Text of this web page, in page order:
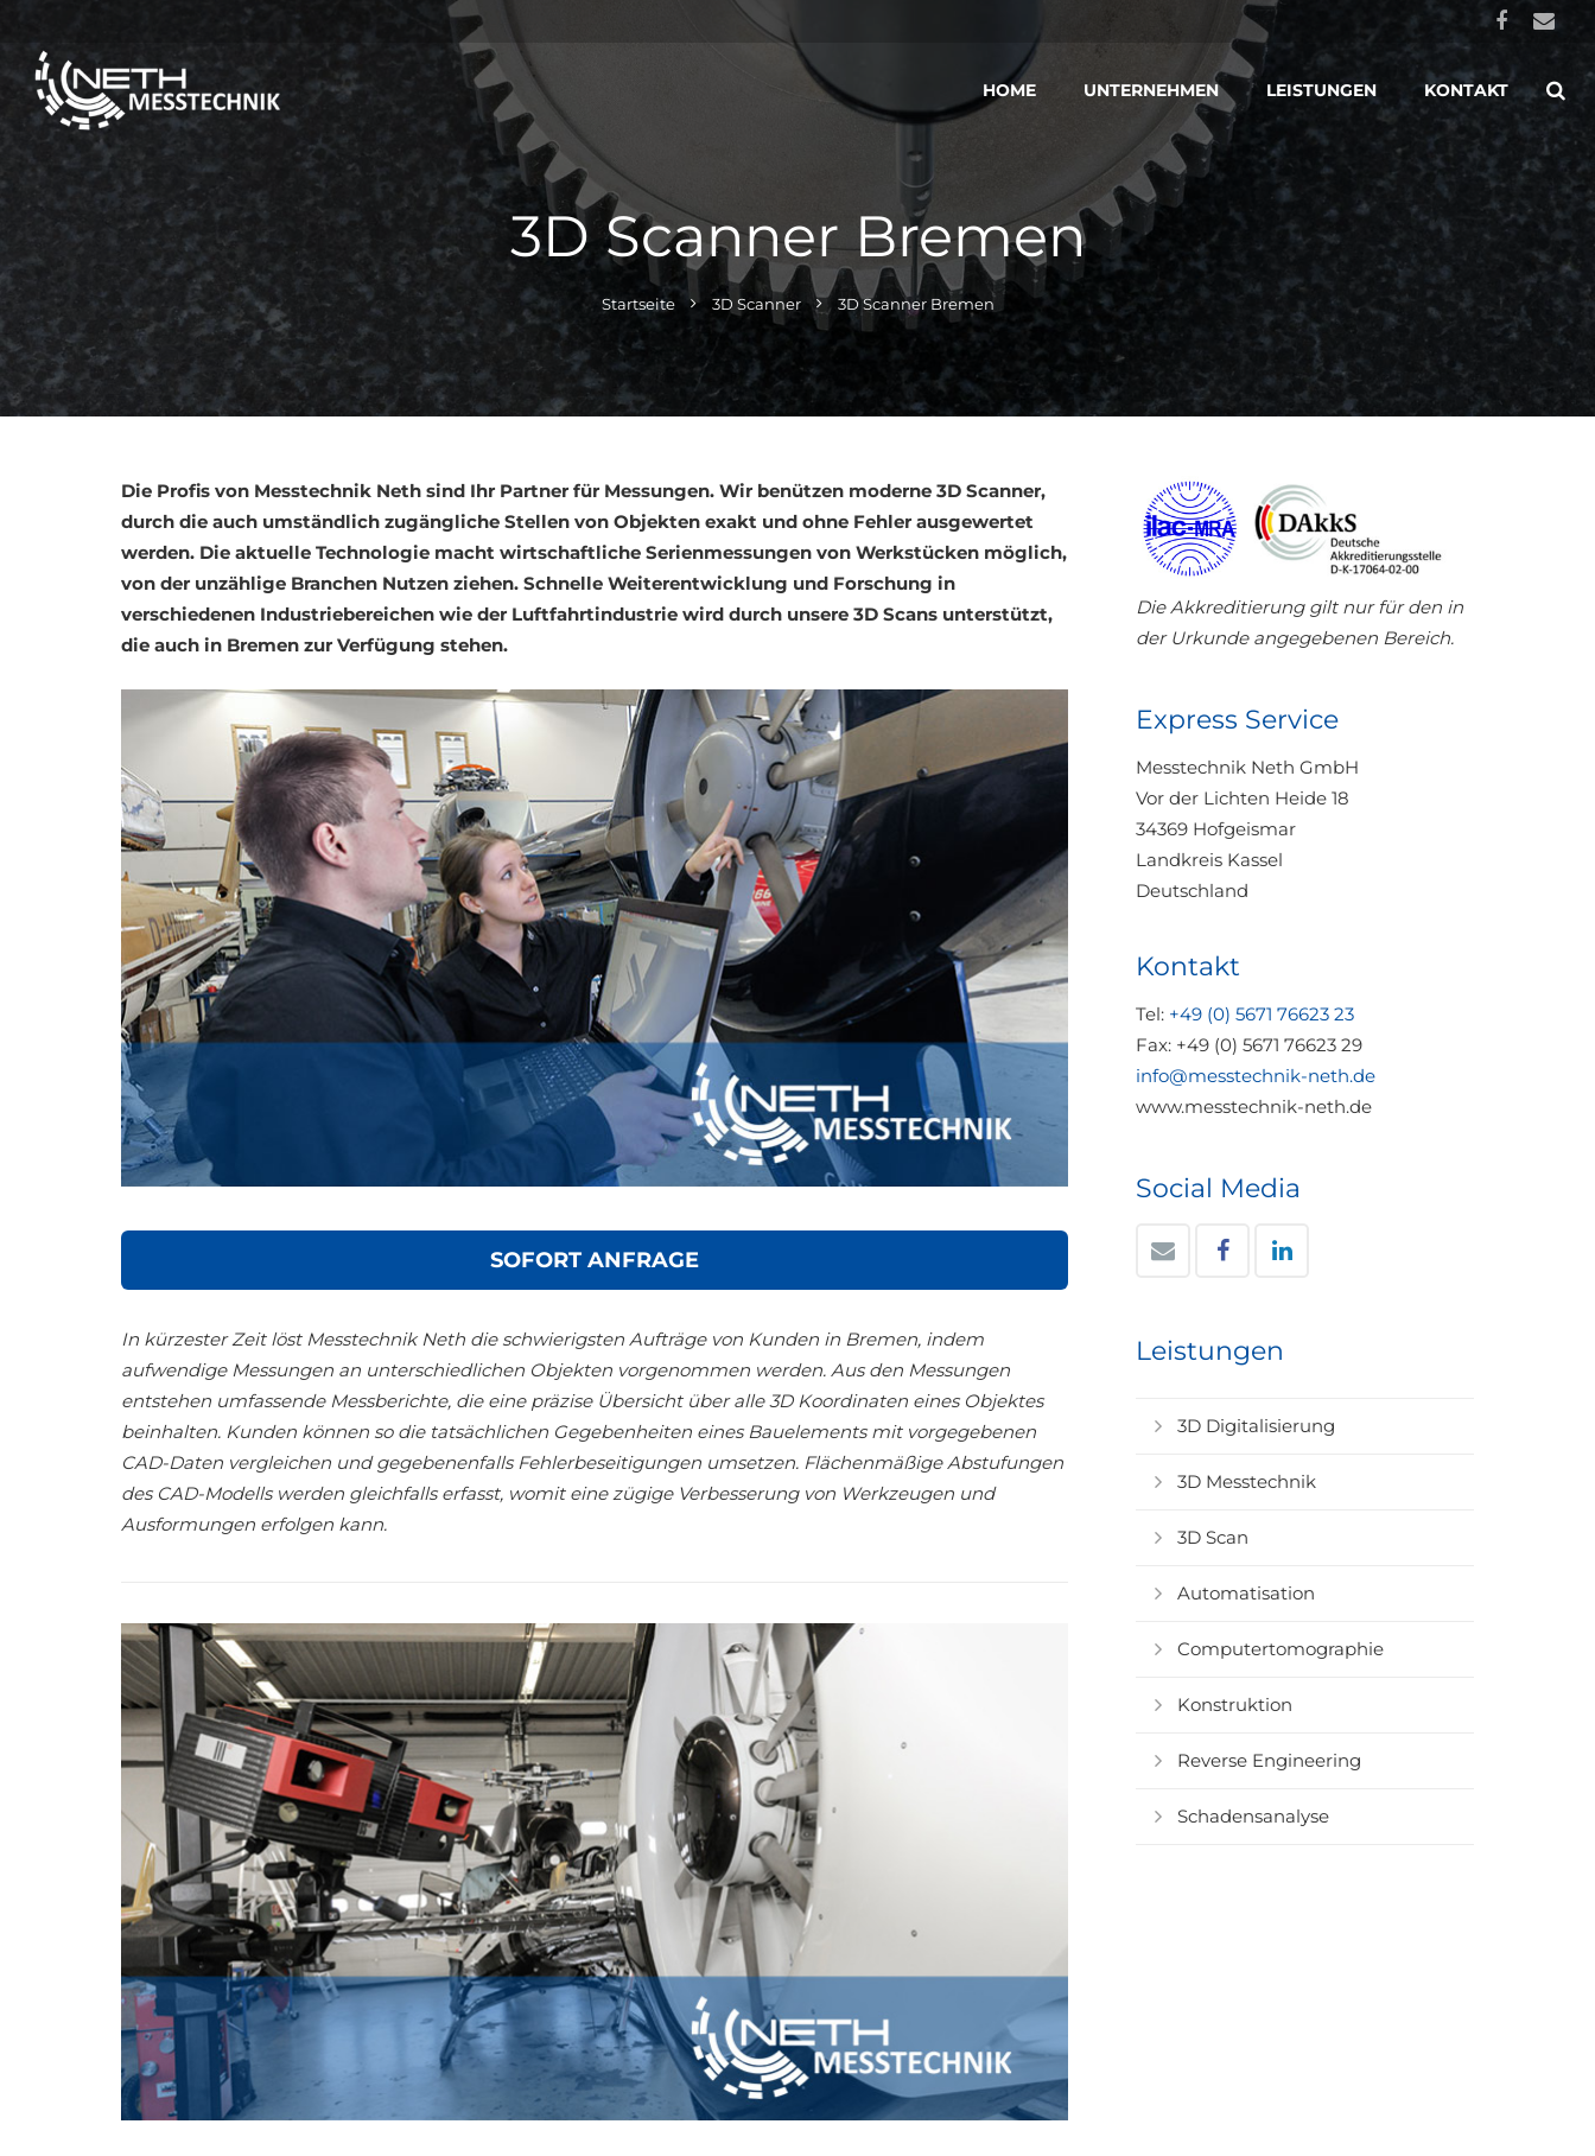
HOME UNTERNEHMEN LEISTUNGEN KONTAKT
3D Scanner Bremen
Startseite 3D Scanner 3D Scanner Bremen
Die Profis von Messtechnik Neth sind Ihr Partner für Messungen. Wir benützen moderne 3D Scanner,
durch die auch umständlich zugängliche Stellen von Objekten exakt und ohne Fehler ausgewertet
werden. Die aktuelle Technologie macht wirtschaftliche Serienmessungen von Werkstücken möglich,
von der unzählige Branchen Nutzen ziehen. Schnelle Weiterentwicklung und Forschung in
verschiedenen Industriebereichen wie der Luftfahrtindustrie wird durch unsere 3D Scans unterstützt,
die auch in Bremen zur Verfügung stehen.
SOFORT ANFRAGE
In kürzester Zeit löst Messtechnik Neth die schwierigsten Aufträge von Kunden in Bremen, indem
aufwendige Messungen an unterschiedlichen Objekten vorgenommen werden. Aus den Messungen
entstehen umfassende Messberichte, die eine präzise Übersicht über alle 3D Koordinaten eines Objektes
beinhalten. Kunden können so die tatsächlichen Gegebenheiten eines Bauelements mit vorgegebenen
CAD-Daten vergleichen und gegebenenfalls Fehlerbeseitigungen umsetzen. Flächenmäßige Abstufungen
des CAD-Modells werden gleichfalls erfasst, womit eine zügige Verbesserung von Werkzeugen und
Ausformungen erfolgen kann.
Die Akkreditierung gilt nur für den in
der Urkunde angegebenen Bereich.
Express Service
Messtechnik Neth GmbH
Vor der Lichten Heide 18
34369 Hofgeismar
Landkreis Kassel
Deutschland
Kontakt
Tel: +49 (0) 5671 76623 23
Fax: +49 (0) 5671 76623 29
info@messtechnik-neth.de
www.messtechnik-neth.de
Social Media
Leistungen
3D Digitalisierung
3D Messtechnik
3D Scan
Automatisation
Computertomographie
Konstruktion
Reverse Engineering
Schadensanalyse